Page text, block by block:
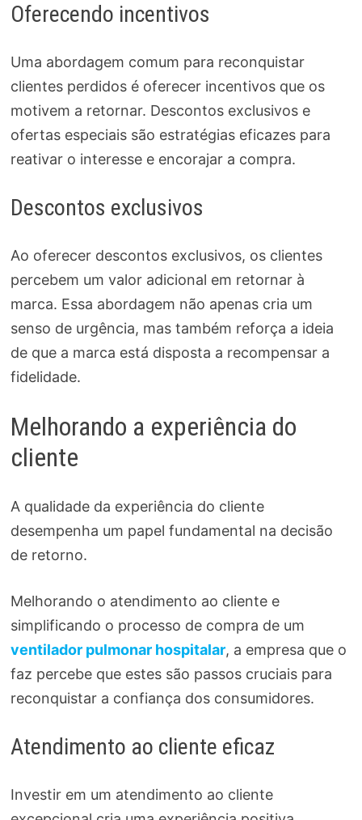
Oferecendo incentivos
Uma abordagem comum para reconquistar
clientes perdidos é oferecer incentivos que os
motivem a retornar. Descontos exclusivos e
ofertas especiais são estratégias eficazes para
reativar o interesse e encorajar a compra.
Descontos exclusivos
Ao oferecer descontos exclusivos, os clientes
percebem um valor adicional em retornar à
marca. Essa abordagem não apenas cria um
senso de urgência, mas também reforça a ideia
de que a marca está disposta a recompensar a
fidelidade.
Melhorando a experiência do
cliente
A qualidade da experiência do cliente
desempenha um papel fundamental na decisão
de retorno.
Melhorando o atendimento ao cliente e
simplificando o processo de compra de um
ventilador pulmonar hospitalar, a empresa que o
faz percebe que estes são passos cruciais para
reconquistar a confiança dos consumidores.
Atendimento ao cliente eficaz
Investir em um atendimento ao cliente